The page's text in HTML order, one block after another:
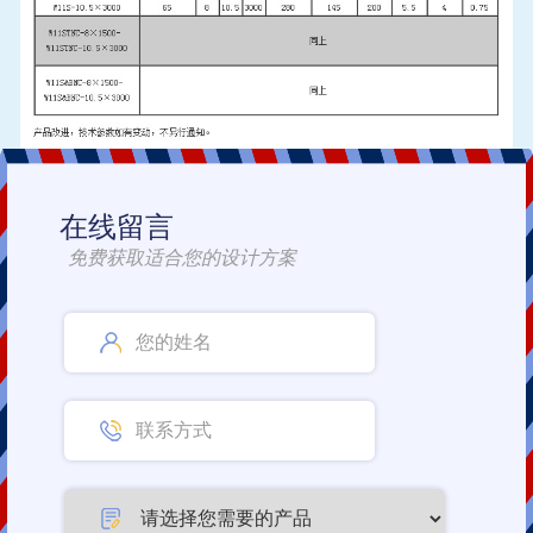
在线留言
免费获取适合您的设计方案